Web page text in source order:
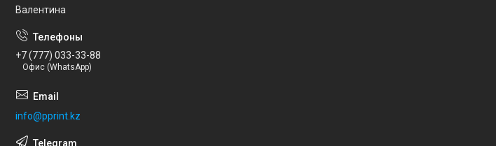
Валентина
+7 (777) 033-33-88
Офис (WhatsApp)
info@pprint.kz